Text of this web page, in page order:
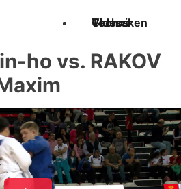
Techniken
Videos
Glossar
ho vs. RAKOV